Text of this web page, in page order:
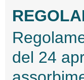
del 24